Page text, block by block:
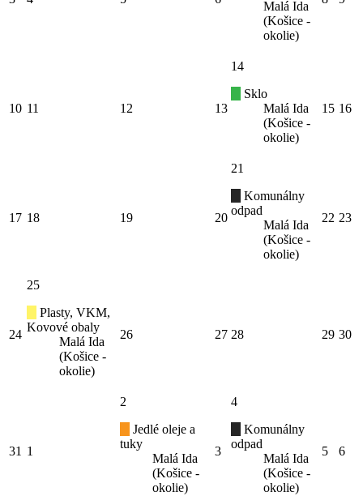
Malá Ida
(Košice -
okolie)
10 11 12 13
14
Sklo
Malá Ida
(Košice -
okolie)
15 16
17 18 19 20
21
Komunálny
odpad
Malá Ida
(Košice -
okolie)
22 23
24
25
Plasty, VKM,
Kovové obaly
Malá Ida
(Košice -
okolie)
26 27 28 29 30
31 1
2
Jedlé oleje a
tuky
Malá Ida
(Košice -
okolie)
3
4
Komunálny
odpad
Malá Ida
(Košice -
okolie)
5 6